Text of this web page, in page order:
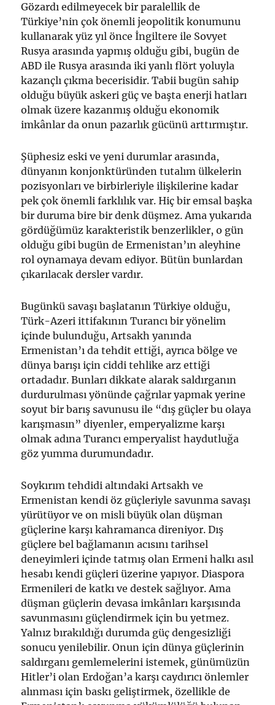
Gözardı edilmeyecek bir paralellik de
Türkiye’nin çok önemli jeopolitik konumunu
kullanarak yüz yıl önce İngiltere ile Sovyet
Rusya arasında yapmış olduğu gibi, bugün de
ABD ile Rusya arasında iki yanlı flört yoluyla
kazançlı çıkma becerisidir. Tabii bugün sahip
olduğu büyük askeri güç ve başta enerji hatları
olmak üzere kazanmış olduğu ekonomik
imkânlar da onun pazarlık gücünü arttırmıştır.
Şüphesiz eski ve yeni durumlar arasında,
dünyanın konjonktüründen tutalım ülkelerin
pozisyonları ve birbirleriyle ilişkilerine kadar
pek çok önemli farklılık var. Hiç bir emsal başka
bir duruma bire bir denk düşmez. Ama yukarıda
gördüğümüz karakteristik benzerlikler, o gün
olduğu gibi bugün de Ermenistan’ın aleyhine
rol oynamaya devam ediyor. Bütün bunlardan
çıkarılacak dersler vardır.
Bugünkü savaşı başlatanın Türkiye olduğu,
Türk-Azeri ittifakının Turancı bir yönelim
içinde bulunduğu, Artsakh yanında
Ermenistan’ı da tehdit ettiği, ayrıca bölge ve
dünya barışı için ciddi tehlike arz ettiği
ortadadır. Bunları dikkate alarak saldırganın
durdurulması yönünde çağrılar yapmak yerine
soyut bir barış savunusu ile “dış güçler bu olaya
karışmasın” diyenler, emperyalizme karşı
olmak adına Turancı emperyalist haydutluğa
göz yumma durumundadır.
Soykırım tehdidi altındaki Artsakh ve
Ermenistan kendi öz güçleriyle savunma savaşı
yürütüyor ve on misli büyük olan düşman
güçlerine karşı kahramanca direniyor. Dış
güçlere bel bağlamanın acısını tarihsel
deneyimleri içinde tatmış olan Ermeni halkı asıl
hesabı kendi güçleri üzerine yapıyor. Diaspora
Ermenileri de katkı ve destek sağlıyor. Ama
düşman güçlerin devasa imkânları karşısında
savunmasını güçlendirmek için bu yetmez.
Yalnız bırakıldığı durumda güç dengesizliği
sonucu yenilebilir. Onun için dünya güçlerinin
saldırganı gemlemelerini istemek, günümüzün
Hitler’i olan Erdoğan’a karşı caydırıcı önlemler
alınması için baskı geliştirmek, özellikle de